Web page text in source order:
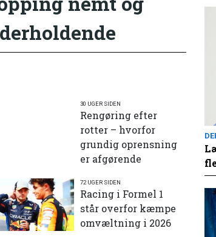
30 UGER SIDEN
Rengøring efter
rotter – hvorfor
grundig oprensning
er afgørende
72 UGER SIDEN
Racing i Formel 1
står overfor kæmpe
omvæltning i 2026